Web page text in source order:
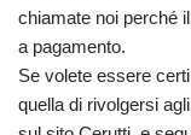
chiamate noi perché
a pagamento.
Se volete essere
quella di rivolgersi